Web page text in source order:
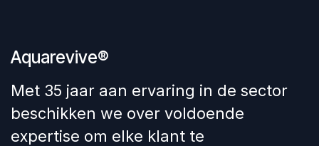
Aquarevive®
Met 35 jaar aan ervaring in de sector
beschikken we over voldoende
expertise om elke klant te